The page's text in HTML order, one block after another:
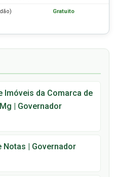
Gratuito
Imóveis da Comarca de
| Governador
Notas | Governador